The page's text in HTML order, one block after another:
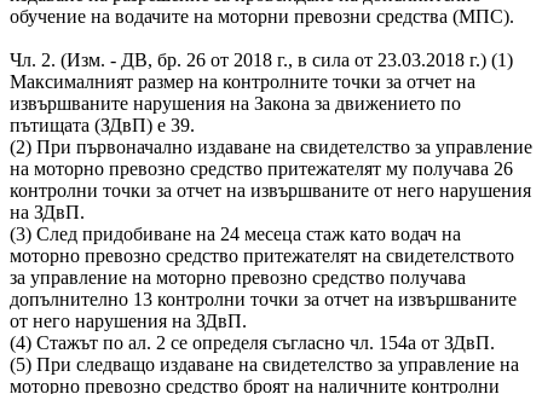
обучение на водачите на моторни превозни средства (МПС).
Чл. 2. (Изм. - ДВ, бр. 26 от 2018 г., в сила от 23.03.2018 г.) (1)
Максималният размер на контролните точки за отчет на
извършваните нарушения на Закона за движението по
пътищата (ЗДвП) е 39.
(2) При първоначално издаване на свидетелство за управление
на моторно превозно средство притежателят му получава 26
контролни точки за отчет на извършваните от него нарушения
на ЗДвП.
(3) След придобиване на 24 месеца стаж като водач на
моторно превозно средство притежателят на свидетелството
за управление на моторно превозно средство получава
допълнително 13 контролни точки за отчет на извършваните
от него нарушения на ЗДвП.
(4) Стажът по ал. 2 се определя съгласно чл. 154а от ЗДвП.
(5) При следващо издаване на свидетелство за управление на
моторно превозно средство броят на наличните контролни